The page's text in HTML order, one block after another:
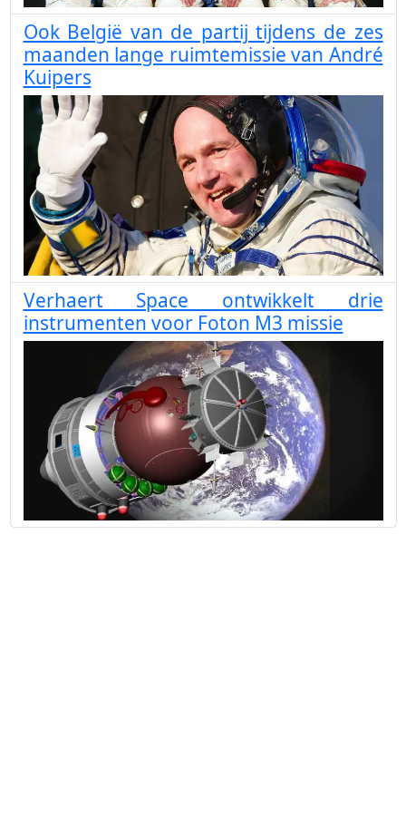
Ook België van de partij tijdens de zes
maanden lange ruimtemissie van André
Kuipers
Verhaert Space ontwikkelt drie
instrumenten voor Foton M3 missie